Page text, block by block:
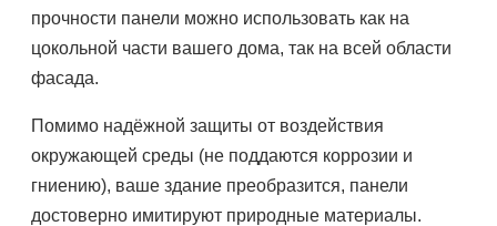
прочности панели можно использовать как на
цокольной части вашего дома, так на всей области
фасада.
Помимо надёжной защиты от воздействия
окружающей среды (не поддаются коррозии и
гниению), ваше здание преобразится, панели
достоверно имитируют природные материалы.